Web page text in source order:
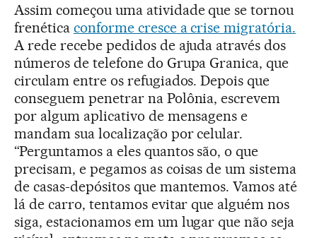
Assim começou uma atividade que se tornou
frenética conforme cresce a crise migratória.
A rede recebe pedidos de ajuda através dos
números de telefone do Grupa Granica, que
circulam entre os refugiados. Depois que
conseguem penetrar na Polônia, escrevem
por algum aplicativo de mensagens e
mandam sua localização por celular.
“Perguntamos a eles quantos são, o que
precisam, e pegamos as coisas de um sistema
de casas-depósitos que mantemos. Vamos até
lá de carro, tentamos evitar que alguém nos
siga, estacionamos em um lugar que não seja